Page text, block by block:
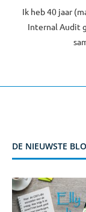
Ik heb 40 jaar
Internal Audit
DE NIEUWSTE